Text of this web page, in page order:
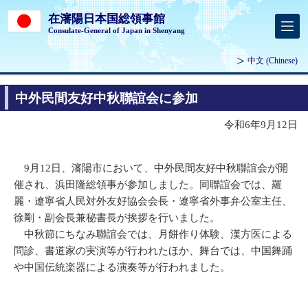
在瀋陽日本国総領事館
Consulate-General of Japan in Shenyang
中文 (Chinese)
中外民間友好中秋聯誼会に参加
令和6年9月12日
9月12日、瀋陽市において、中外民間友好中秋聯誼会が開
催され、浜田隆総領事が参加しました。同聯誼会では、羅
麗・遼寧省人民対外友好協会会長・遼寧省外事弁公室主任、
徐剛・副会長兼秘書長が挨拶を行いました。
中秋節にちなみ聯誼会では、月餅作り体験、漢方医による
問診、書道家の実演等が行われたほか、舞台では、中国舞踊
や中国伝統楽器による演奏等が行われました。